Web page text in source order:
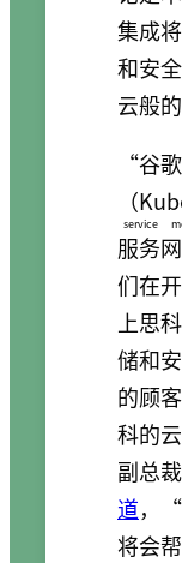
集成
和安
云般
“谷
（
服务
service
们在
上思
储和
的顾
科的
副总
道，
将会